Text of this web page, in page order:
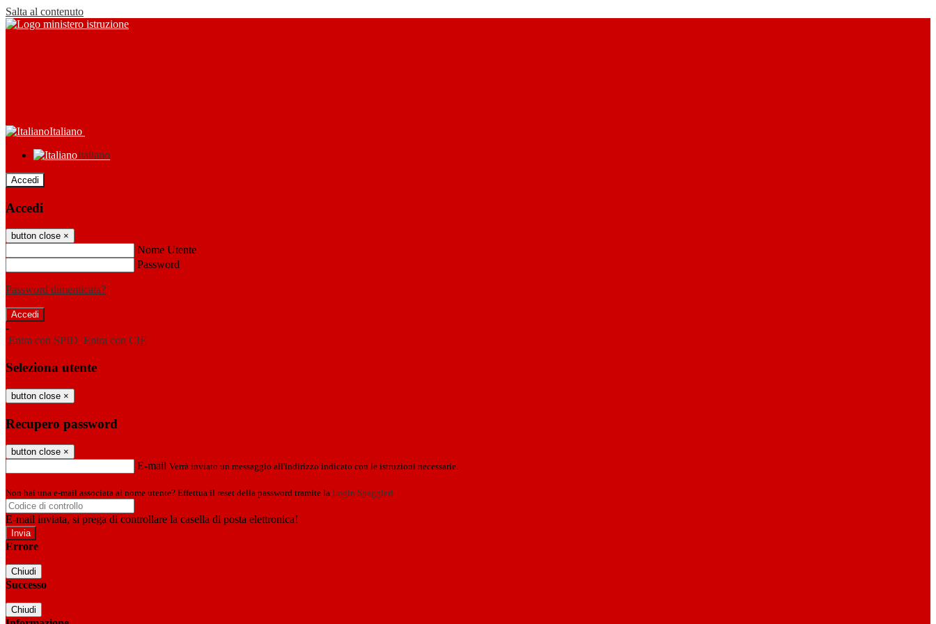
Salta al contenuto
Italiano
Italiano
Accedi
Accedi
button close ×
Nome Utente
Password
Password dimenticata?
-
Entra con SPID Entra con CIE
Seleziona utente
button close ×
Recupero password
button close ×
E-mail Verrà inviato un messaggio all'indirizzo indicato con le istruzioni necessarie.
Non hai una e-mail associata al nome utente? Effettua il reset della password tramite la Login Spaggiari
E-mail inviata, si prega di controllare la casella di posta elettronica!
Errore
Chiudi
Successo
Chiudi